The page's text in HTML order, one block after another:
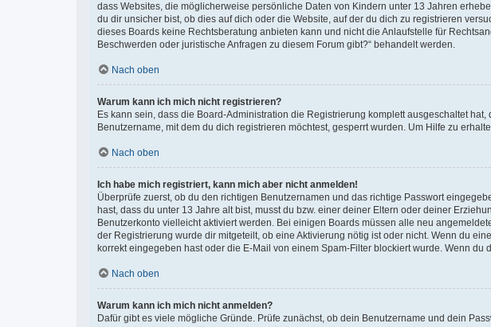
dass Websites, die möglicherweise persönliche Daten von Kindern unter 13 Jahren
du dir unsicher bist, ob dies auf dich oder die Website, auf der du dich zu registrieren
dieses Boards keine Rechtsberatung anbieten kann und nicht die Anlaufstelle für
Beschwerden oder juristische Anfragen zu diesem Forum gibt?“ behandelt werden.
Nach oben
Warum kann ich mich nicht registrieren?
Es kann sein, dass die Board-Administration die Registrierung komplett ausgeschaltet
Benutzername, mit dem du dich registrieren möchtest, gesperrt wurden. Um Hilfe zu
Nach oben
Ich habe mich registriert, kann mich aber nicht anmelden!
Überprüfe zuerst, ob du den richtigen Benutzernamen und das richtige Passwort
hast, dass du unter 13 Jahre alt bist, musst du bzw. einer deiner Eltern oder deiner
Benutzerkonto vielleicht aktiviert werden. Bei einigen Boards müssen alle neu
der Registrierung wurde dir mitgeteilt, ob eine Aktivierung nötig ist oder nicht. Wenn du
korrekt eingegeben hast oder die E-Mail von einem Spam-Filter blockiert wurde. Wenn
Nach oben
Warum kann ich mich nicht anmelden?
Dafür gibt es viele mögliche Gründe. Prüfe zunächst, ob dein Benutzername und dein